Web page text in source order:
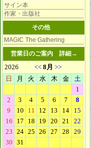
サイン本
作家・出版社
その他
MAGIC The Gathering
営業日のご案内 詳細→